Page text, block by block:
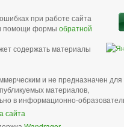
при работе сайта
помощи формы обратной
содержать материалы
и не предназначен для
материалов,
в информационно-
сайта